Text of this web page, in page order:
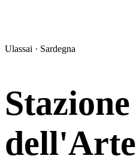
Ulassai · Sardegna
Stazione
dell'Arte